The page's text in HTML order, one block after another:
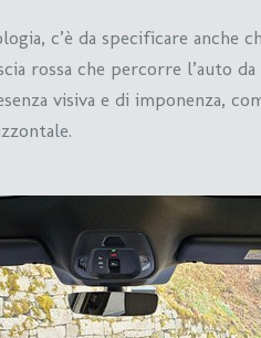
c’è da specificare anche
rossa che percorre l’auto
visiva e di imponenza,